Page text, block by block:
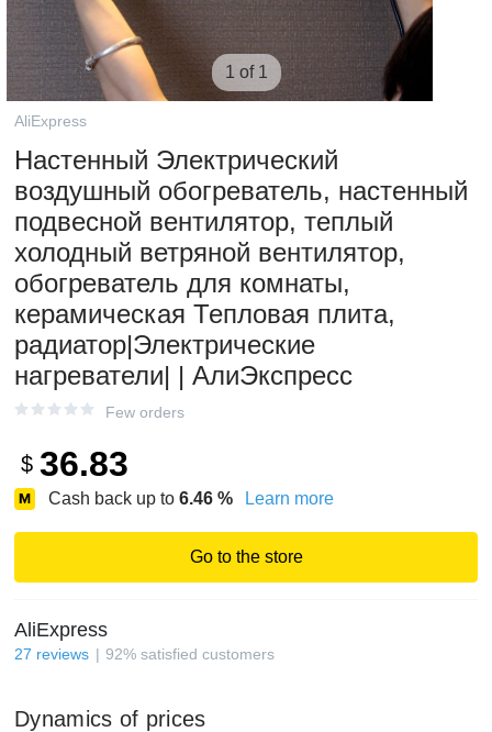
1 of 1
AliExpress
Настенный Электрический
воздушный обогреватель, настенный
подвесной вентилятор, теплый
холодный ветряной вентилятор,
обогреватель для комнаты,
керамическая Тепловая плита,
радиатор|Электрические
нагреватели| | АлиЭкспресс
Few orders
$ 36.83
Cash back up to 6.46 % Learn more
Go to the store
AliExpress
27 reviews 92% satisfied customers
Dynamics of prices